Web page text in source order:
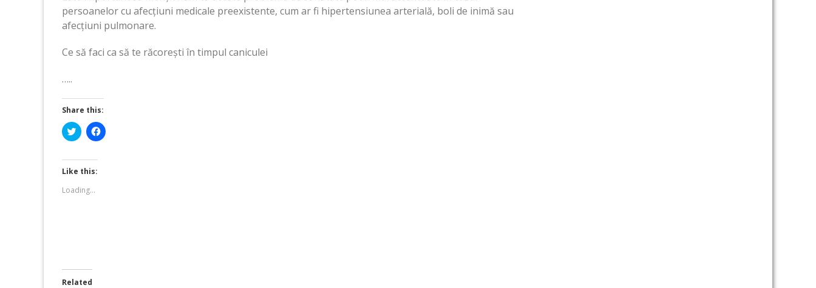
persoanelor cu afecțiuni medicale preexistente, cum ar fi hipertensiunea arterială, boli de inimă sau
afecțiuni pulmonare.
Ce să faci ca să te răcorești în timpul caniculei
…..
Share this:
Click
to
Twitter
(Opens
in
new
window)
Click
to
Like this:
Loading...
Related